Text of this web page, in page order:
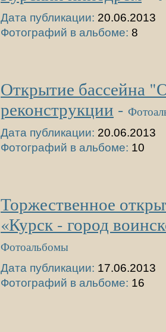
Дата публикации: 20.06.2013
Фотографий в альбоме: 8
Открытие бассейна
реконструкции -
Дата публикации: 20.06.2013
Фотографий в альбоме: 10
Торжественное
«Курск - город
Фотоальбомы
Дата публикации: 17.06.2013
Фотографий в альбоме: 16